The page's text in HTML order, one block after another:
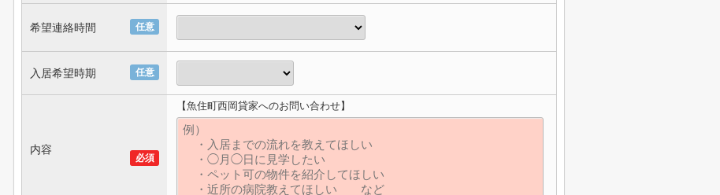
任意
希望連絡時間
任意
入居希望時期
必須
内容
【魚住町西岡貸家へのお問い合わせ】